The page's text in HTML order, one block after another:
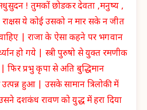
! तुमकों छोडकर देवता ,मनुष्य ,
राक्षस ये कोई उसको न मार सके न जीत
| राजा के ऐसा कहने पर भगवान
हो गये | स्त्री पुरुषो से युक्त रमणीक
प्रभु कृपा से अति बुद्धिमान
उत्पन्न हुआ | उसके सामान त्रिलोकी में
दशकंध रावण को युद्ध में हरा दिया